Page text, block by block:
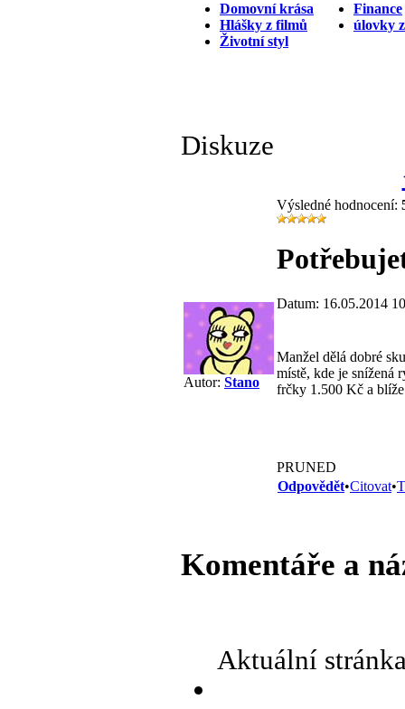
Domovní krása
Hlášky z filmů
Životní styl
Finance
úlovky
Diskuze
Autor: Stano
Výsledné hodnocení:
Datum: 16.05.2014
Manžel dělá dobré
místě, kde je snížená
frčky 1.500 Kč a
PRUNED
Odpovědět•Citovat•
Komentáře a
Aktuální